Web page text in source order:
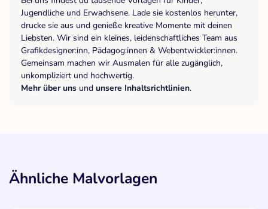
Jugendliche und Erwachsene. Lade sie kostenlos herunter,
drucke sie aus und genieße kreative Momente mit deinen
Liebsten. Wir sind ein kleines, leidenschaftliches Team aus
Grafikdesigner:inn, Pädagog:innen & Webentwickler:innen.
Gemeinsam machen wir Ausmalen für alle zugänglich,
unkompliziert und hochwertig.
Mehr über uns und unsere Inhaltsrichtlinien.
Ähnliche Malvorlagen